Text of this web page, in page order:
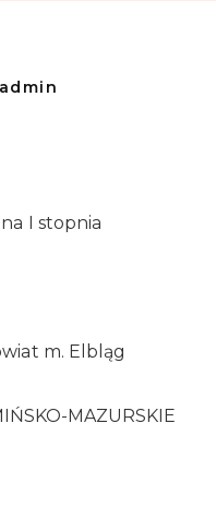
admin
I stopnia
m. Elbląg
MAZURSKIE